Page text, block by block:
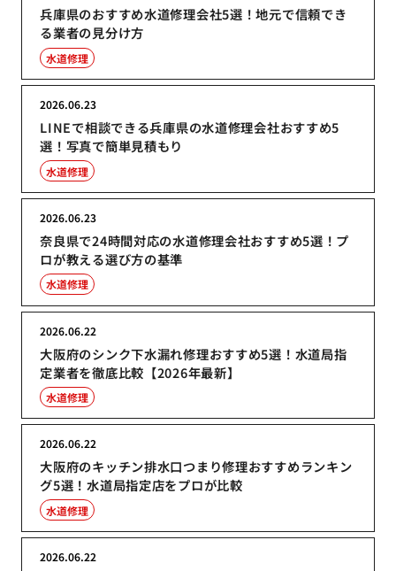
兵庫県のおすすめ水道修理会社5選！地元で信頼でき
る業者の見分け方
水道修理
LINEで相談できる兵庫県の水道修理会社おすすめ5
選！写真で簡単見積もり
2026.06.23
水道修理
奈良県で24時間対応の水道修理会社おすすめ5選！プ
ロが教える選び方の基準
2026.06.23
水道修理
大阪府のシンク下水漏れ修理おすすめ5選！水道局指
定業者を徹底比較【2026年最新】
2026.06.22
水道修理
大阪府のキッチン排水口つまり修理おすすめランキン
グ5選！水道局指定店をプロが比較
2026.06.22
水道修理
2026.06.22